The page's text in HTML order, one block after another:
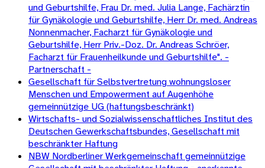
und Geburtshilfe, Frau Dr. med. Julia Lange, Fachärztin
für Gynäkologie und Geburtshilfe, Herr Dr. med. Andreas
Nonnenmacher, Facharzt für Gynäkologie und
Geburtshilfe, Herr Priv.-Doz. Dr. Andreas Schröer,
Facharzt für Frauenheilkunde und Geburtshilfe". -
Partnerschaft -
Gesellschaft für Selbstvertretung wohnungsloser
Menschen und Empowerment auf Augenhöhe
gemeinnützige UG (haftungsbeschränkt)
Wirtschafts- und Sozialwissenschaftliches Institut des
Deutschen Gewerkschaftsbundes, Gesellschaft mit
beschränkter Haftung
NBW Nordberliner Werkgemeinschaft gemeinnützige